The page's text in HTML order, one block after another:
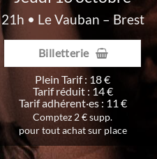
21h • Le Vauban – Brest
Billetterie
Plein Tarif : 18 €
Tarif réduit : 14 €
Tarif adhérent·es : 11 €
Comptez 2 € supp.
pour tout achat sur place